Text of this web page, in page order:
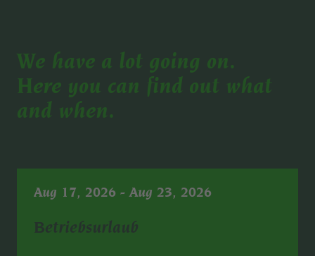
We have a lot going on.
Here you can find out what
and when.
Aug 17, 2026 - Aug 23, 2026
Betriebsurlaub